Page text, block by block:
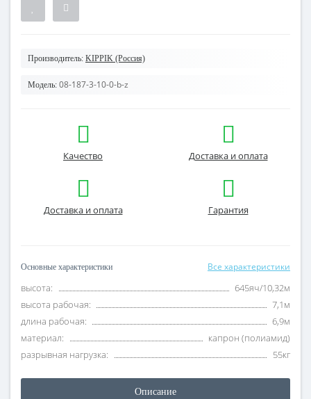
Производитель: KIPPIK (Россия)
Модель: 08-187-3-10-0-b-z
Качество Доставка и оплата
Доставка и оплата Гарантия
Основные характеристики Все характеристики
высота:
645яч/10,32м
высота рабочая:
7,1м
длина рабочая:
6,9м
материал:
капрон (полиамид)
разрывная нагрузка:
55кг
Описание